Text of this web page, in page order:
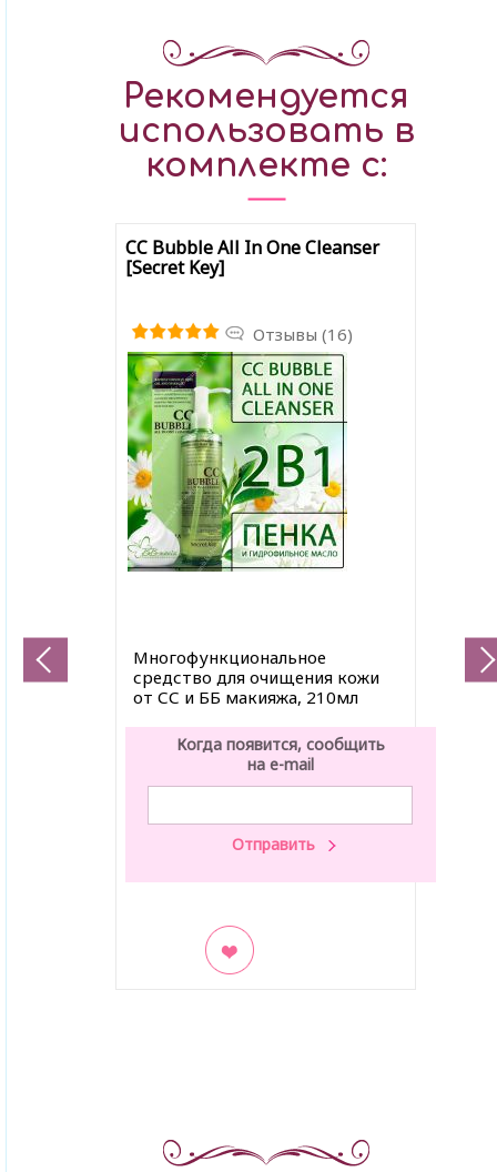
Рекомендуется
использовать в
комплекте с:
CC Bubble All In One Cleanser
[Secret Key]
Отзывы (16)
Многофункциональное
средство для очищения кожи
от СС и ББ макияжа, 210мл
Когда появится, сообщить
на e-mail